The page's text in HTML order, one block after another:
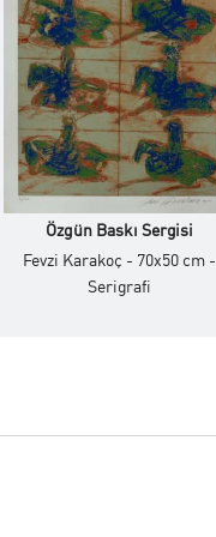
birbirine paralel olarak
birer altın bilezik ve
kentlerin hediyelik eşya
Sadece bir Eiffel
zengin bir hazine olduğu
içinde görsel hale
Budist Rahiplerce
yolu haline gelmiştir.
Özgün Baskı Sergisi
Fevzi Karakoç - 70x50 cm -
Serigrafi